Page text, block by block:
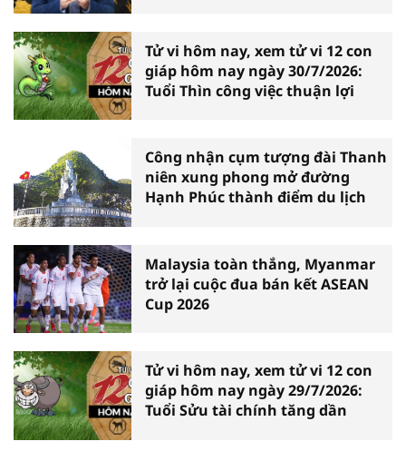
Tử vi hôm nay, xem tử vi 12 con
giáp hôm nay ngày 30/7/2026:
Tuổi Thìn công việc thuận lợi
Công nhận cụm tượng đài Thanh
niên xung phong mở đường
Hạnh Phúc thành điểm du lịch
Malaysia toàn thắng, Myanmar
trở lại cuộc đua bán kết ASEAN
Cup 2026
Tử vi hôm nay, xem tử vi 12 con
giáp hôm nay ngày 29/7/2026:
Tuổi Sửu tài chính tăng dần